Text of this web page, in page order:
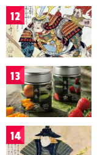
12
13
14